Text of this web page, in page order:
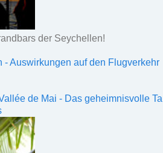
der Seychellen!
- Auswirkungen auf den Flugverkehr
de Mai - Das geheimnisvolle